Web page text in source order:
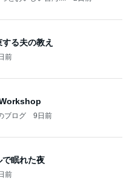
る夫の教え
前
ブログ 9日前
で眠れた夜
前